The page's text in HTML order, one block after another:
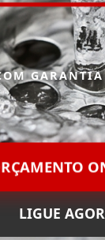
LIGUE